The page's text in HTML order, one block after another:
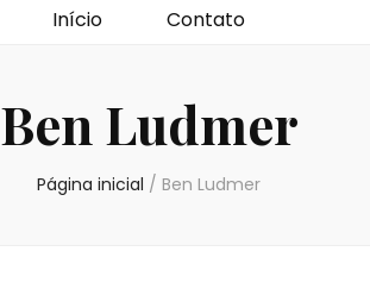
Início Contato
Ben Ludmer
Página inicial / Ben Ludmer